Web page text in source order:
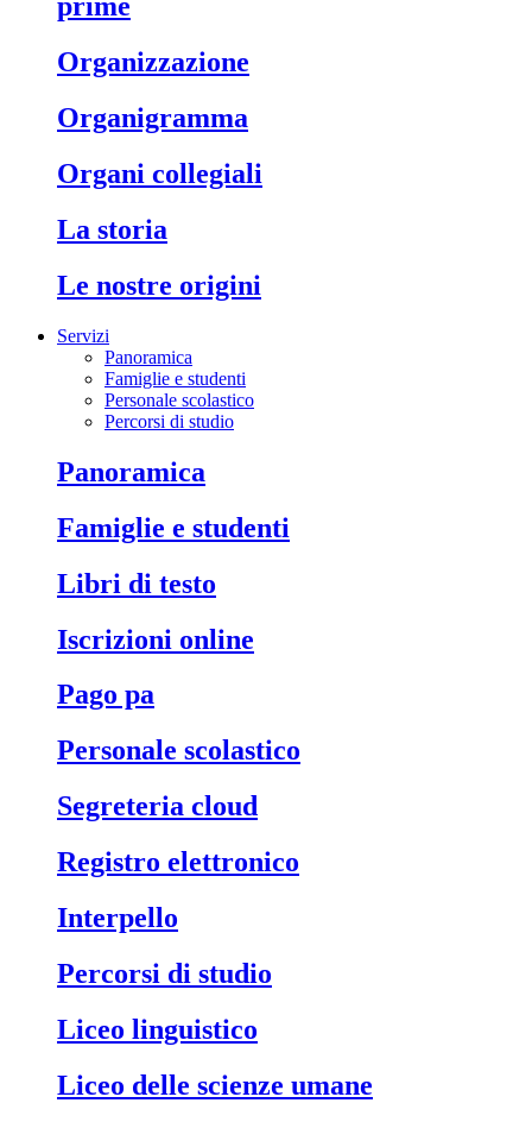
prime
organizzazione
organigramma
organi collegiali
la storia
le nostre origini
Servizi
Panoramica
Famiglie e studenti
Personale scolastico
Percorsi di studio
panoramica
famiglie e studenti
libri di testo
iscrizioni online
pago pa
personale scolastico
segreteria cloud
registro elettronico
interpello
percorsi di studio
liceo linguistico
liceo delle scienze umane